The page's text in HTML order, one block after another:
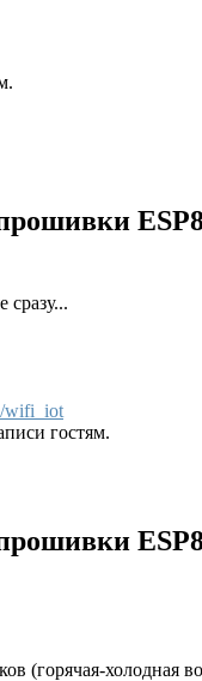
сразу...
wifi_iot
гостям.
(горячая-холодная